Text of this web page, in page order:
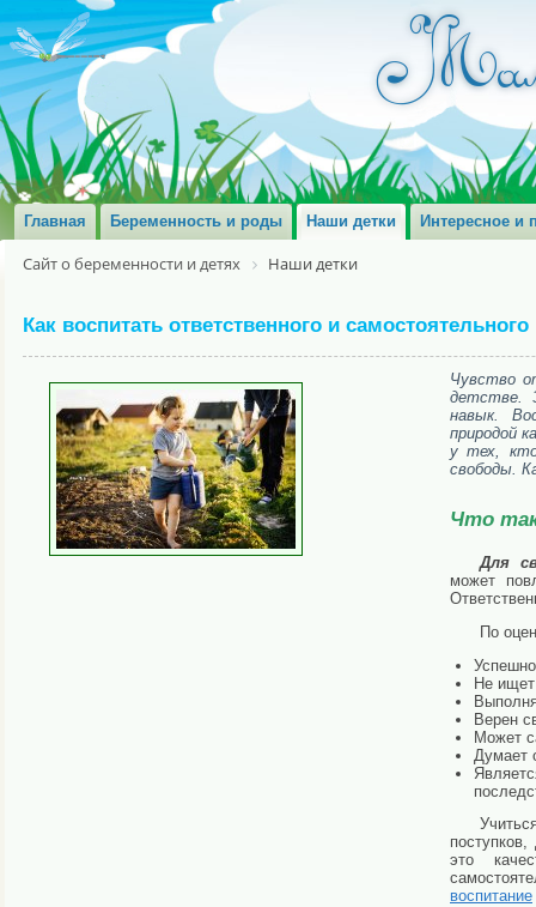
Главная Беременность и роды Наши детки Интересное и
Сайт о беременности и детях Наши детки
Как воспитать ответственного и самостоятельного
Чувство
детстве.
навык.
природой
у тех, кто
свободы.
Что
Для
может
По
Не ищет
Верен
Может
Думает
это
воспитание